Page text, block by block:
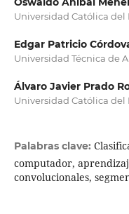
Universidad Católica del
Edgar Patricio
Universidad Técnica de
Álvaro Javier Prado
Universidad Católica del
Palabras clave:
computador,
convolucionales,